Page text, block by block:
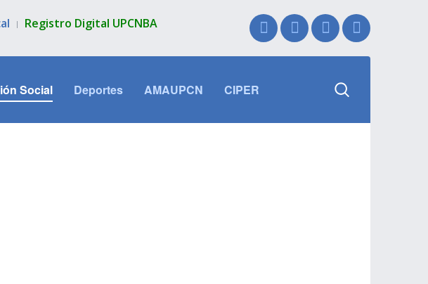
Registro Digital UPCNBA
Social Deportes AMAUPCN CIPER